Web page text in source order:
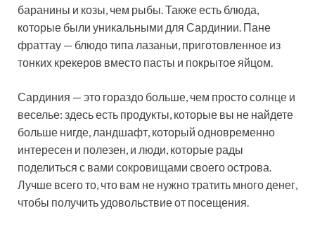
баранины и козы, чем рыбы. Также есть блюда,
которые были уникальными для Сардинии. Пане
фраттау — блюдо типа лазаньи, приготовленное из
тонких крекеров вместо пасты и покрытое яйцом.
Сардиния — это гораздо больше, чем просто солнце и
веселье: здесь есть продукты, которые вы не найдете
больше нигде, ландшафт, который одновременно
интересен и полезен, и люди, которые рады
поделиться с вами сокровищами своего острова.
Лучше всего то, что вам не нужно тратить много денег,
чтобы получить удовольствие от посещения.